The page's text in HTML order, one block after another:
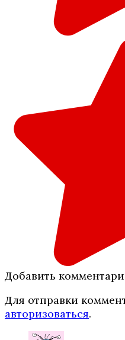
Добавить
Для отправки
авторизоваться.